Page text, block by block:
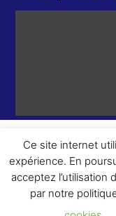
© 2026 – 2
Ce site internet
expérience. En
acceptez l’utilisation
par notre